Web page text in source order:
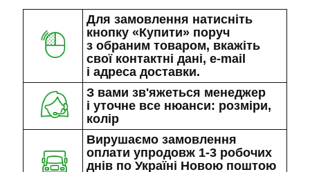
Для замовлення натисніть
кнопку «Купити» поруч
з обраним товаром, вкажіть
свої контактні дані, e-mail
і адреса доставки.
З вами зв'яжеться менеджер
і уточне все нюанси: розміри,
колір
Вирушаємо замовлення
оплати упродовж 1-3 робочих
днів по Україні Новою поштою